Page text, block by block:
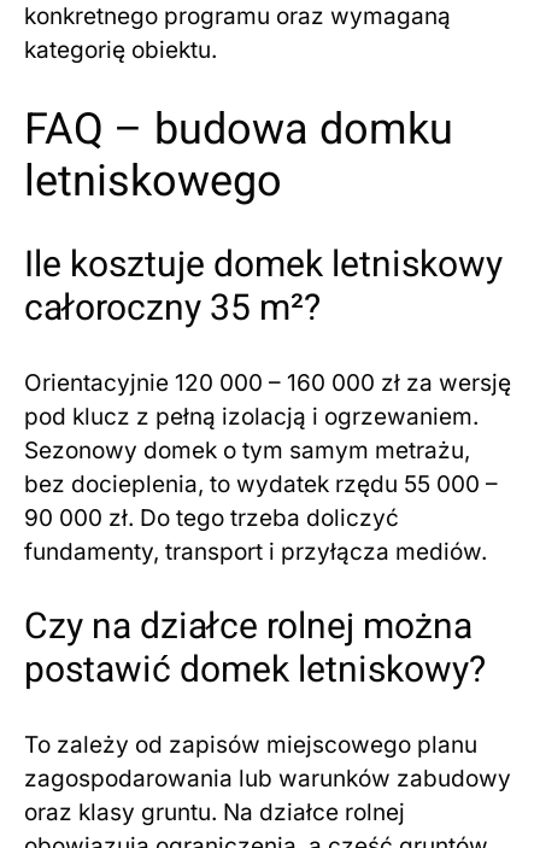
konkretnego programu oraz wymaganą
kategorię obiektu.
FAQ – budowa domku
letniskowego
Ile kosztuje domek letniskowy
całoroczny 35 m²?
Orientacyjnie 120 000 – 160 000 zł za wersję
pod klucz z pełną izolacją i ogrzewaniem.
Sezonowy domek o tym samym metrażu,
bez docieplenia, to wydatek rzędu 55 000 –
90 000 zł. Do tego trzeba doliczyć
fundamenty, transport i przyłącza mediów.
Czy na działce rolnej można
postawić domek letniskowy?
To zależy od zapisów miejscowego planu
zagospodarowania lub warunków zabudowy
oraz klasy gruntu. Na działce rolnej